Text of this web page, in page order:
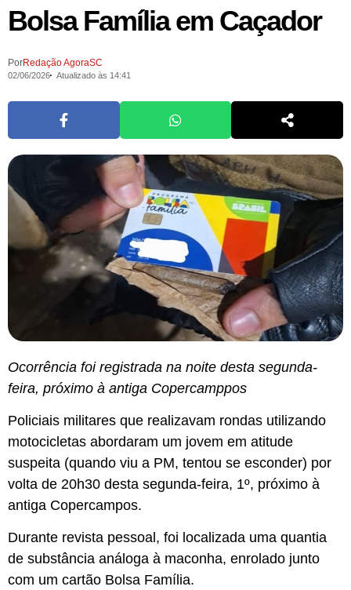
Bolsa Família em Caçador
PorRedação AgoraSC
02/06/2026 Atualizado às 14:41
Ocorrência foi registrada na noite desta segunda-
feira, próximo à antiga Copercamppos
Policiais militares que realizavam rondas utilizando
motocicletas abordaram um jovem em atitude
suspeita (quando viu a PM, tentou se esconder) por
volta de 20h30 desta segunda-feira, 1º, próximo à
antiga Copercampos.
Durante revista pessoal, foi localizada uma quantia
de substância análoga à maconha, enrolado junto
com um cartão Bolsa Família.